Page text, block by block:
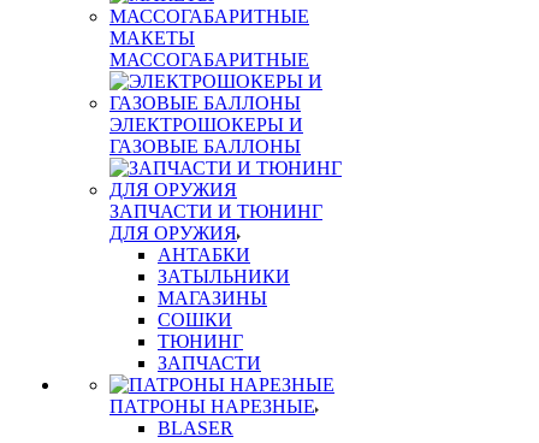
МАКЕТЫ
МАССОГАБАРИТНЫЕ
ЭЛЕКТРОШОКЕРЫ И
ГАЗОВЫЕ БАЛЛОНЫ
ЗАПЧАСТИ И ТЮНИНГ
ДЛЯ ОРУЖИЯ
АНТАБКИ
ЗАТЫЛЬНИКИ
МАГАЗИНЫ
СОШКИ
ТЮНИНГ
ЗАПЧАСТИ
ПАТРОНЫ НАРЕЗНЫЕ
BLASER